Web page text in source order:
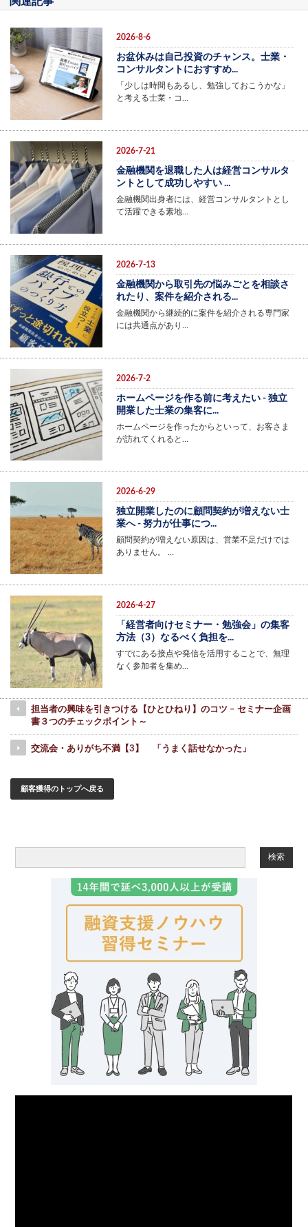
2026-8-6
お盆休みは自己投資のチャンス。士業・
コンサルタントにおすすめ...
「少しは時間もあるし、勉強しておこうかな」
と考える士業・コ…
2026-7-21
金融機関を退職した人は経営コンサルタ
ントとして成功しやすい ...
金融機関出身者には、経営コンサルタントとし
て活躍できる素地…
2026-7-13
金融機関から取引先の悩みごとを相談さ
れたり、案件を紹介される...
金融機関から継続的に案件を紹介される専門家
には共通点があり…
2026-7-2
ホームページを作る前に考えたい - 独立
開業した士業の集客に...
ホームページを作ったからといって、お客さま
が訪れてくれると…
2026-6-29
独立開業したのに顧問契約が増えない士
業へ - 努力が仕事につ...
顧問契約が増えない原因は、営業不足だけでは
ありません。 …
2026-4-27
「経営者向けセミナー・勉強会」の集客
方法（3）なるべく負担を...
すでにある接点や発信を活用することで、無理
なく参加者を集め…
担当者の興味を引きつける【ひとひねり】のコツ – セミナー企画
書３つのチェックポイント～
交流会・ありがち不満【3】 「うまく話せなかった」
顧客獲得のトップへ戻る